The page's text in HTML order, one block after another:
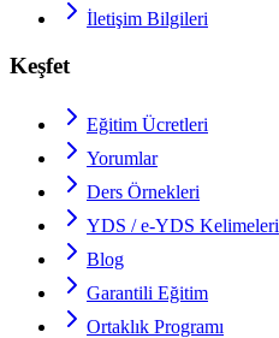
İletişim Bilgileri
Keşfet
Eğitim Ücretleri
Yorumlar
Ders Örnekleri
YDS / e-YDS Kelimeleri
Blog
Garantili Eğitim
Ortaklık Programı